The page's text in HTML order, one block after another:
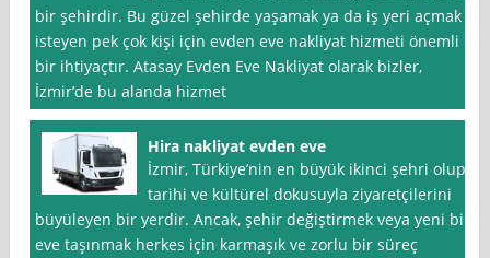
bir şehirdir. Bu güzel şehirde yaşamak ya da iş yeri açmak
isteyen pek çok kişi için evden eve nakliyat hizmeti önemli
bir ihtiyaçtır. Atasay Evden Eve Nakliyat olarak bizler,
İzmir’de bu alanda hizmet
Hira nakliyat evden eve
İzmir, Türkiye’nin en büyük ikinci şehri olup,
tarihi ve kültürel dokusuyla ziyaretçilerini
büyüleyen bir yerdir. Ancak, şehir değiştirmek veya yeni bir
eve taşınmak herkes için karmaşık ve zorlu bir süreç